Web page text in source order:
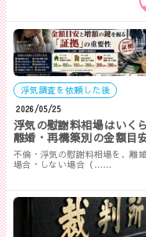
浮気調査を依頼した後
2026/05/25
浮気の慰謝料相場はいく
離婚・再構築別の金額目
増額の鍵を握る「証拠」
要性
不倫・浮気の慰謝料相場を、離
場合・しない場合（……